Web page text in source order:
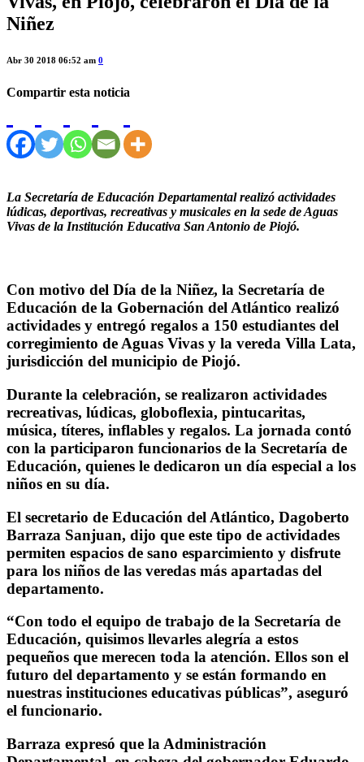
Niñez
Abr 30 2018 06:52 am 0
Compartir esta noticia
La Secretaría de Educación Departamental realizó actividades
lúdicas, deportivas, recreativas y musicales en la sede de Aguas
Vivas de la Institución Educativa San Antonio de Piojó.
Con motivo del Día de la Niñez, la Secretaría de
Educación de la Gobernación del Atlántico realizó
actividades y entregó regalos a 150 estudiantes del
corregimiento de Aguas Vivas y la vereda Villa Lata,
jurisdicción del municipio de Piojó.
Durante la celebración, se realizaron actividades
recreativas, lúdicas, globoflexia, pintucaritas,
música, títeres, inflables y regalos. La jornada contó
con la participaron funcionarios de la Secretaría de
Educación, quienes le dedicaron un día especial a los
niños en su día.
El secretario de Educación del Atlántico, Dagoberto
Barraza Sanjuan, dijo que este tipo de actividades
permiten espacios de sano esparcimiento y disfrute
para los niños de las veredas más apartadas del
departamento.
“Con todo el equipo de trabajo de la Secretaría de
Educación, quisimos llevarles alegría a estos
pequeños que merecen toda la atención. Ellos son el
futuro del departamento y se están formando en
nuestras instituciones educativas públicas”, aseguró
el funcionario.
Barraza expresó que la Administración